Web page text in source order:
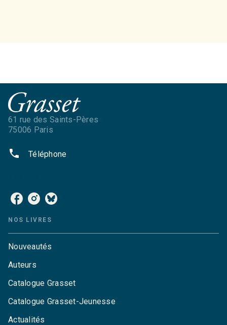
61 rue des Saints-Pères
75006 Paris
phone Téléphone
NOS LIVRES
Nouveautés
Auteurs
Catalogue Grasset
Catalogue Grasset-Jeunesse
Actualités